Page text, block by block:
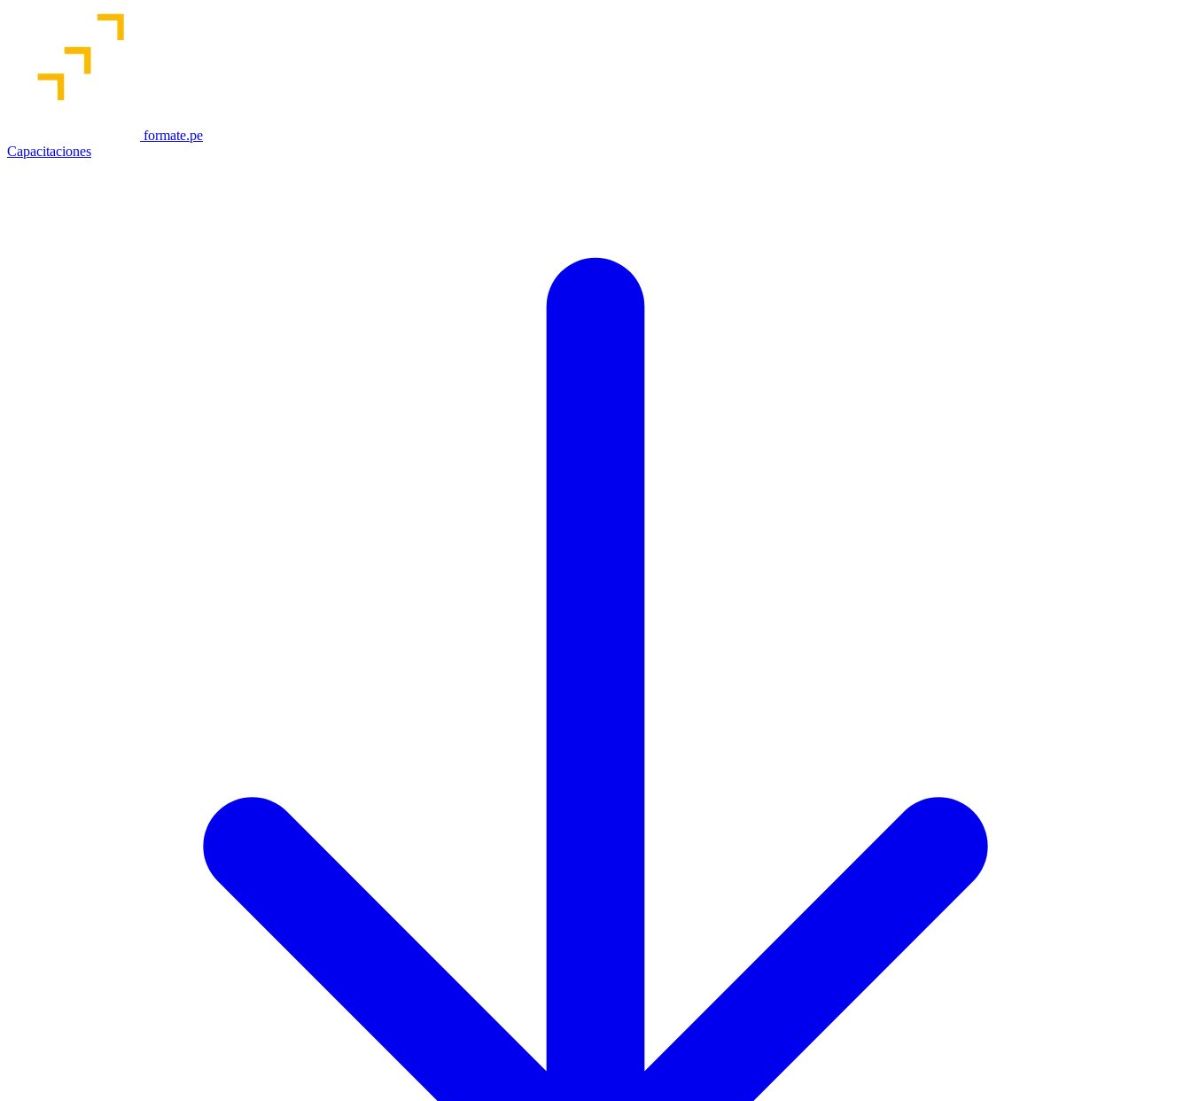
formate.pe
Capacitaciones